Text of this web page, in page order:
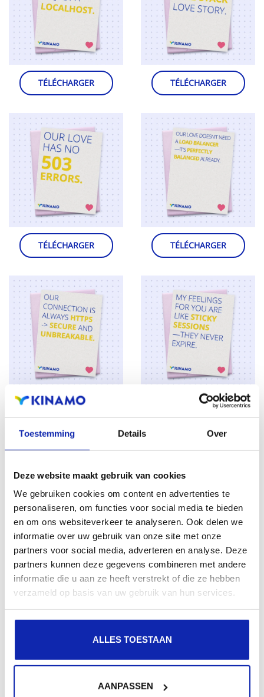
Toestemming Details Over
Deze website maakt gebruik van cookies
We gebruiken cookies om content en advertenties te
personaliseren, om functies voor social media te bieden
en om ons websiteverkeer te analyseren. Ook delen we
informatie over uw gebruik van onze site met onze
partners voor social media, adverteren en analyse. Deze
partners kunnen deze gegevens combineren met andere
informatie die u aan ze heeft verstrekt of die ze hebben
verzameld op basis van uw gebruik van hun services.
ALLES TOESTAAN
AANPASSEN
TÉLÉCHARGER TÉLÉCHARGER
TÉLÉCHARGER TÉLÉCHARGER
TÉLÉCHARGER TÉLÉCHARGER
TÉLÉCHARGER TÉLÉCHARGER